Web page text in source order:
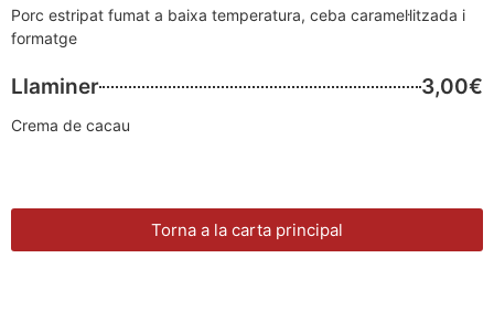
Porc estripat fumat a baixa temperatura, ceba caramel·litzada i
formatge
Llaminer 3,00€
Crema de cacau
Torna a la carta principal